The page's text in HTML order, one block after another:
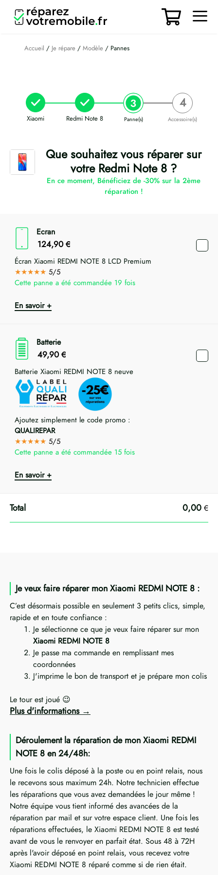
contenu
Accueil / Je répare / Modèle / Pannes
Xiaomi Redmi Note 8 Panne(s) Accessoire(s)
Que souhaitez vous réparer sur
votre Redmi Note 8 ?
En ce moment, Bénéficiez de -30% sur la 2ème
réparation !
Ecran
124,90 €
Écran Xiaomi REDMI NOTE 8 LCD Premium
★★★★★ 5/5
Cette panne a été commandée 19 fois
En savoir +
Batterie
49,90 €
Batterie Xiaomi REDMI NOTE 8 neuve
Ajoutez simplement le code promo :
QUALIREPAR
★★★★★ 5/5
Cette panne a été commandée 15 fois
En savoir +
0,00 €
Je veux faire réparer mon Xiaomi REDMI NOTE 8 :
C’est désormais possible en seulement 3 petits clics, simple,
rapide et en toute confiance :
Je sélectionne ce que je veux faire réparer sur mon
Xiaomi REDMI NOTE 8
Je passe ma commande en remplissant mes
coordonnées
J'imprime le bon de transport et je prépare mon colis
Le tour est joué 😉
Plus d'informations
Déroulement la réparation de mon Xiaomi REDMI
NOTE 8 en 24/48h:
Une fois le colis déposé à la poste ou en point relais, nous
le recevons sous maximum 24h. Notre technicien effectue
les réparations que vous avez demandées le jour même !
Notre équipe vous tient informé des avancées de la
réparation par mail et sur votre espace client. Une fois les
réparations effectuées, le Xiaomi REDMI NOTE 8 est testé
avant de vous le renvoyer en parfait état. Sous 48 à 72H
après l'avoir déposé en point relais, vous recevez votre
Xiaomi REDMI NOTE 8 réparé comme si de rien était.